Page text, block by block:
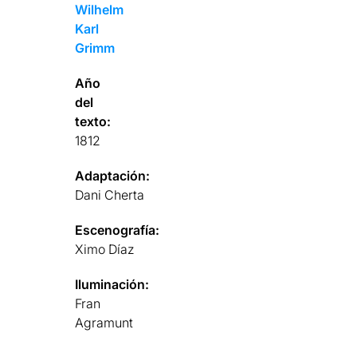
Wilhelm
Karl
Grimm
Año
del
texto:
1812
Adaptación:
Dani Cherta
Escenografía:
Ximo Díaz
Iluminación:
Fran
Agramunt